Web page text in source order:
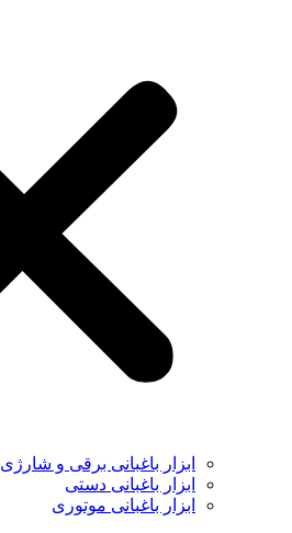
ابزار باغبانی برقی و شارژی
ابزار باغبانی دستی
ابزار باغبانی موتوری